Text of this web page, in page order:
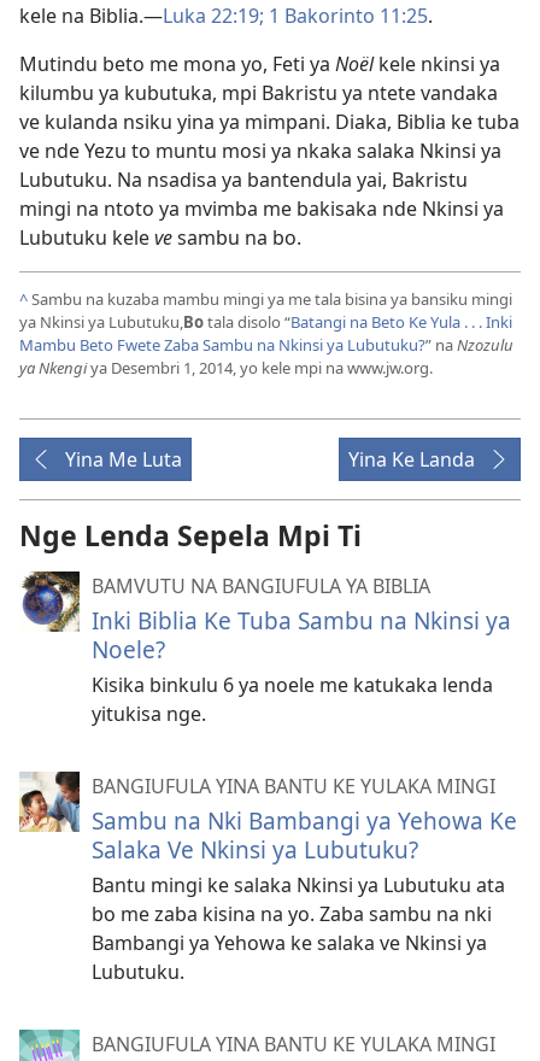
kele na Biblia.—Luka 22:19; 1 Bakorinto 11:25.
Mutindu beto me mona yo, Feti ya Noëlkele nkinsi ya
kilumbu ya kubutuka, mpi Bakristu ya ntete vandaka
ve kulanda nsiku yina ya mimpani. Diaka, Biblia ke tuba
ve nde Yezu to muntu mosi ya nkaka salaka Nkinsi ya
Lubutuku. Na nsadisa ya bantendula yai, Bakristu
mingi na ntoto ya mvimba me bakisaka nde Nkinsi ya
Lubutuku kelevesambu na bo.
^Sambu na kuzaba mambu mingi ya me tala bisina ya bansiku mingi
ya Nkinsi ya Lubutuku,Botala disolo “Batangi na Beto Ke Yula . . . Inki
Mambu Beto Fwete Zaba Sambu na Nkinsi ya Lubutuku?” naNzozulu
ya Nkengiya Desembri 1, 2014, yo kele mpi na www.jw.org.
Yina Me Luta Yina Ke Landa
Nge Lenda Sepela Mpi Ti
BAMVUTU NA BANGIUFULA YA BIBLIA
Inki Biblia Ke Tuba Sambu na Nkinsi ya
Noele?
Kisika binkulu 6 ya noele me katukaka lenda
yitukisa nge.
BANGIUFULA YINA BANTU KE YULAKA MINGI
Sambu na Nki Bambangi ya Yehowa Ke
Salaka Ve Nkinsi ya Lubutuku?
Bantu mingi ke salaka Nkinsi ya Lubutuku ata
bo me zaba kisina na yo. Zaba sambu na nki
Bambangi ya Yehowa ke salaka ve Nkinsi ya
Lubutuku.
BANGIUFULA YINA BANTU KE YULAKA MINGI